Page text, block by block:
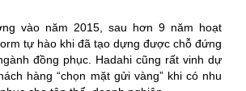
vào năm 2015, sau hơn 9 năm hoạt
tự hào khi đã tạo dựng được chỗ đứng
đồng phục. Hadahi cũng rất vinh dự
hàng “chọn mặt gửi vàng” khi có nhu